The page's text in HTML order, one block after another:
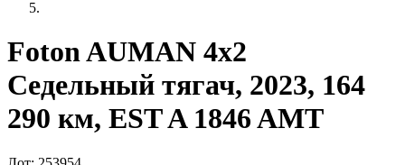
Foton AUMAN 4x2
Седельный тягач, 2023, 164
290 км, EST A 1846 AMT